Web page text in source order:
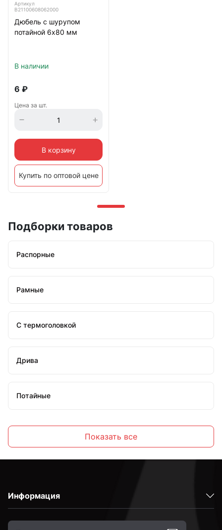
Артикул
B21100608062000
Дюбель с шурупом
потайной 6х80 мм
В наличии
6 ₽
Цена за шт.
В корзину
Купить по оптовой цене
Подборки товаров
Распорные
Рамные
С термоголовкой
Дрива
Потайные
М4
Показать все
Информация